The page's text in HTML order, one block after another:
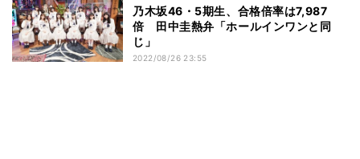
乃木坂46・5期生、合格倍率は7,987
倍 田中圭熱弁「ホールインワンと同
じ」
2022/08/26 23:55